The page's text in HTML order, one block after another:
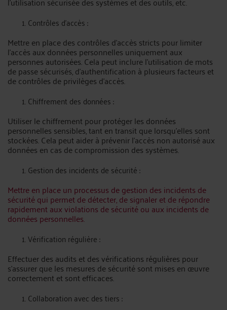
Contrôles d'accès :
Mettre en place des contrôles d'accès stricts pour limiter
l'accès aux données personnelles uniquement aux
personnes autorisées. Cela peut inclure l'utilisation de mots
de passe sécurisés, d'authentification à plusieurs facteurs et
de contrôles de privilèges d'accès.
Chiffrement des données :
Utiliser le chiffrement pour protéger les données
personnelles sensibles, tant en transit que lorsqu'elles sont
stockées. Cela peut aider à prévenir l'accès non autorisé aux
données en cas de compromission des systèmes.
Gestion des incidents de sécurité :
Mettre en place un processus de gestion des incidents de
sécurité qui permet de détecter, de signaler et de répondre
rapidement aux violations de sécurité ou aux incidents de
données personnelles.
Vérification régulière :
Effectuer des audits et des vérifications régulières pour
s'assurer que les mesures de sécurité sont mises en œuvre
correctement et sont efficaces.
Collaboration avec des tiers :